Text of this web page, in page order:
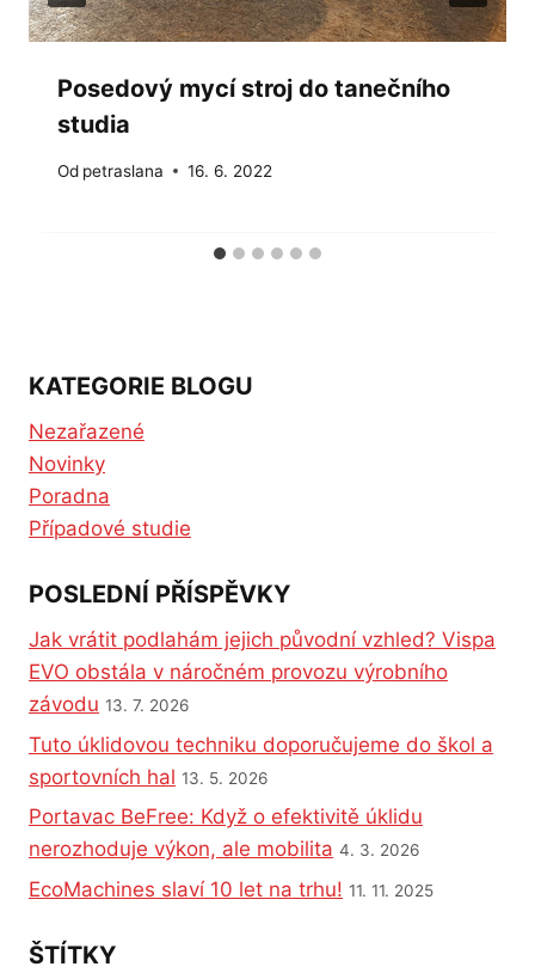
Posedový mycí stroj do tanečního
studia
Od petraslana 16. 6. 2022
KATEGORIE BLOGU
Nezařazené
Novinky
Poradna
Případové studie
POSLEDNÍ PŘÍSPĚVKY
Jak vrátit podlahám jejich původní vzhled? Vispa
EVO obstála v náročném provozu výrobního
závodu 13. 7. 2026
Tuto úklidovou techniku doporučujeme do škol a
sportovních hal 13. 5. 2026
Portavac BeFree: Když o efektivitě úklidu
nerozhoduje výkon, ale mobilita 4. 3. 2026
EcoMachines slaví 10 let na trhu! 11. 11. 2025
ŠTÍTKY